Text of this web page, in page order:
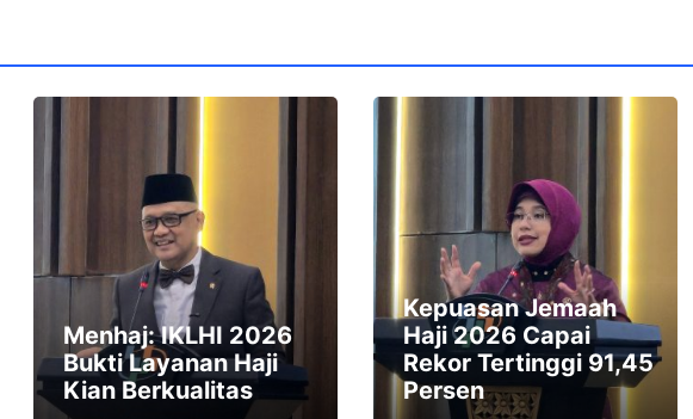
Menhaj: IKLHI 2026
Bukti Layanan Haji
Kian Berkualitas
Kepuasan Jemaah
Haji 2026 Capai
Rekor Tertinggi 91,45
Persen